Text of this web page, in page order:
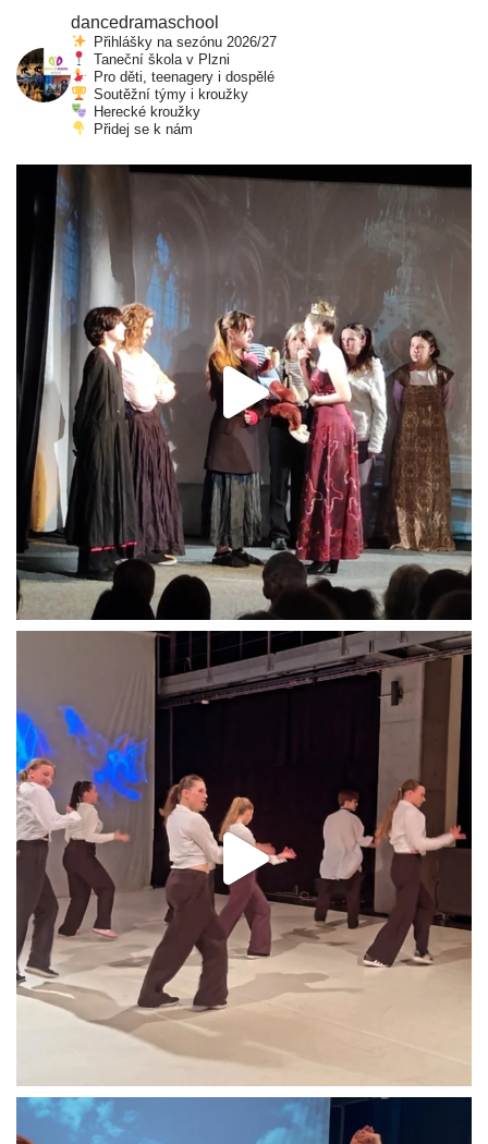
dancedramaschool
Přihlášky na sezónu 2026/27
Taneční škola v Plzni
Pro děti, teenagery i dospělé
Soutěžní týmy i kroužky
Herecké kroužky
Přidej se k nám